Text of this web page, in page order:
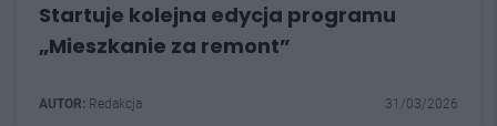
Startuje kolejna edycja programu
„Mieszkanie za remont”
AUTOR: Redakcja 31/03/2026